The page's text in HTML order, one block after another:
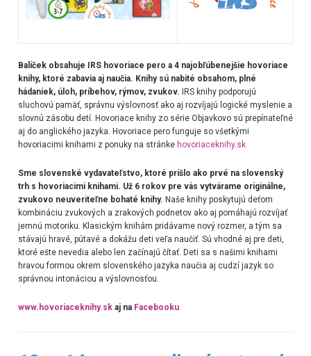
Balíček obsahuje IRS hovoriace pero a 4 najobľúbenejšie hovoriace
knihy, ktoré zabavia aj naučia. Knihy sú nabité obsahom, plné
hádaniek, úloh, príbehov, rýmov, zvukov. IRS knihy podporujú
sluchovú pamäť, správnu výslovnosť ako aj rozvíjajú logické myslenie a
slovnú zásobu detí. Hovoriace knihy zo série Objavkovo sú prepínateľné
aj do anglického jazyka. Hovoriace pero funguje so všetkými
hovoriacimi knihami z ponuky na stránke hovoriaceknihy.sk
Sme slovenské vydavateľstvo, ktoré prišlo ako prvé na slovenský
trh s hovoriacimi knihami. Už 6 rokov pre vás vytvárame originálne,
zvukovo neuveriteľne bohaté knihy. Naše knihy poskytujú deťom
kombináciu zvukových a zrakových podnetov ako aj pomáhajú rozvíjať
jemnú motoriku. Klasickým knihám pridávame nový rozmer, a tým sa
stávajú hravé, pútavé a dokážu deti veľa naučiť. Sú vhodné aj pre deti,
ktoré ešte nevedia alebo len začínajú čítať. Deti sa s našimi knihami
hravou formou okrem slovenského jazyka naučia aj cudzí jazyk so
správnou intonáciou a výslovnosťou.
www.hovoriaceknihy.sk aj na Facebooku